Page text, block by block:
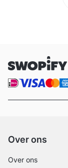
Over ons
Over ons